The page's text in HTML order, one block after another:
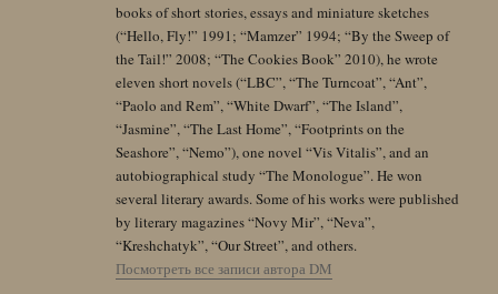
books of short stories, essays and miniature sketches
(“Hello, Fly!” 1991; “Mamzer” 1994; “By the Sweep of
the Tail!” 2008; “The Cookies Book” 2010), he wrote
eleven short novels (“LBC”, “The Turncoat”, “Ant”,
“Paolo and Rem”, “White Dwarf”, “The Island”,
“Jasmine”, “The Last Home”, “Footprints on the
Seashore”, “Nemo”), one novel “Vis Vitalis”, and an
autobiographical study “The Monologue”. He won
several literary awards. Some of his works were published
by literary magazines “Novy Mir”, “Neva”,
“Kreshchatyk”, “Our Street”, and others.
Посмотреть все записи автора DM